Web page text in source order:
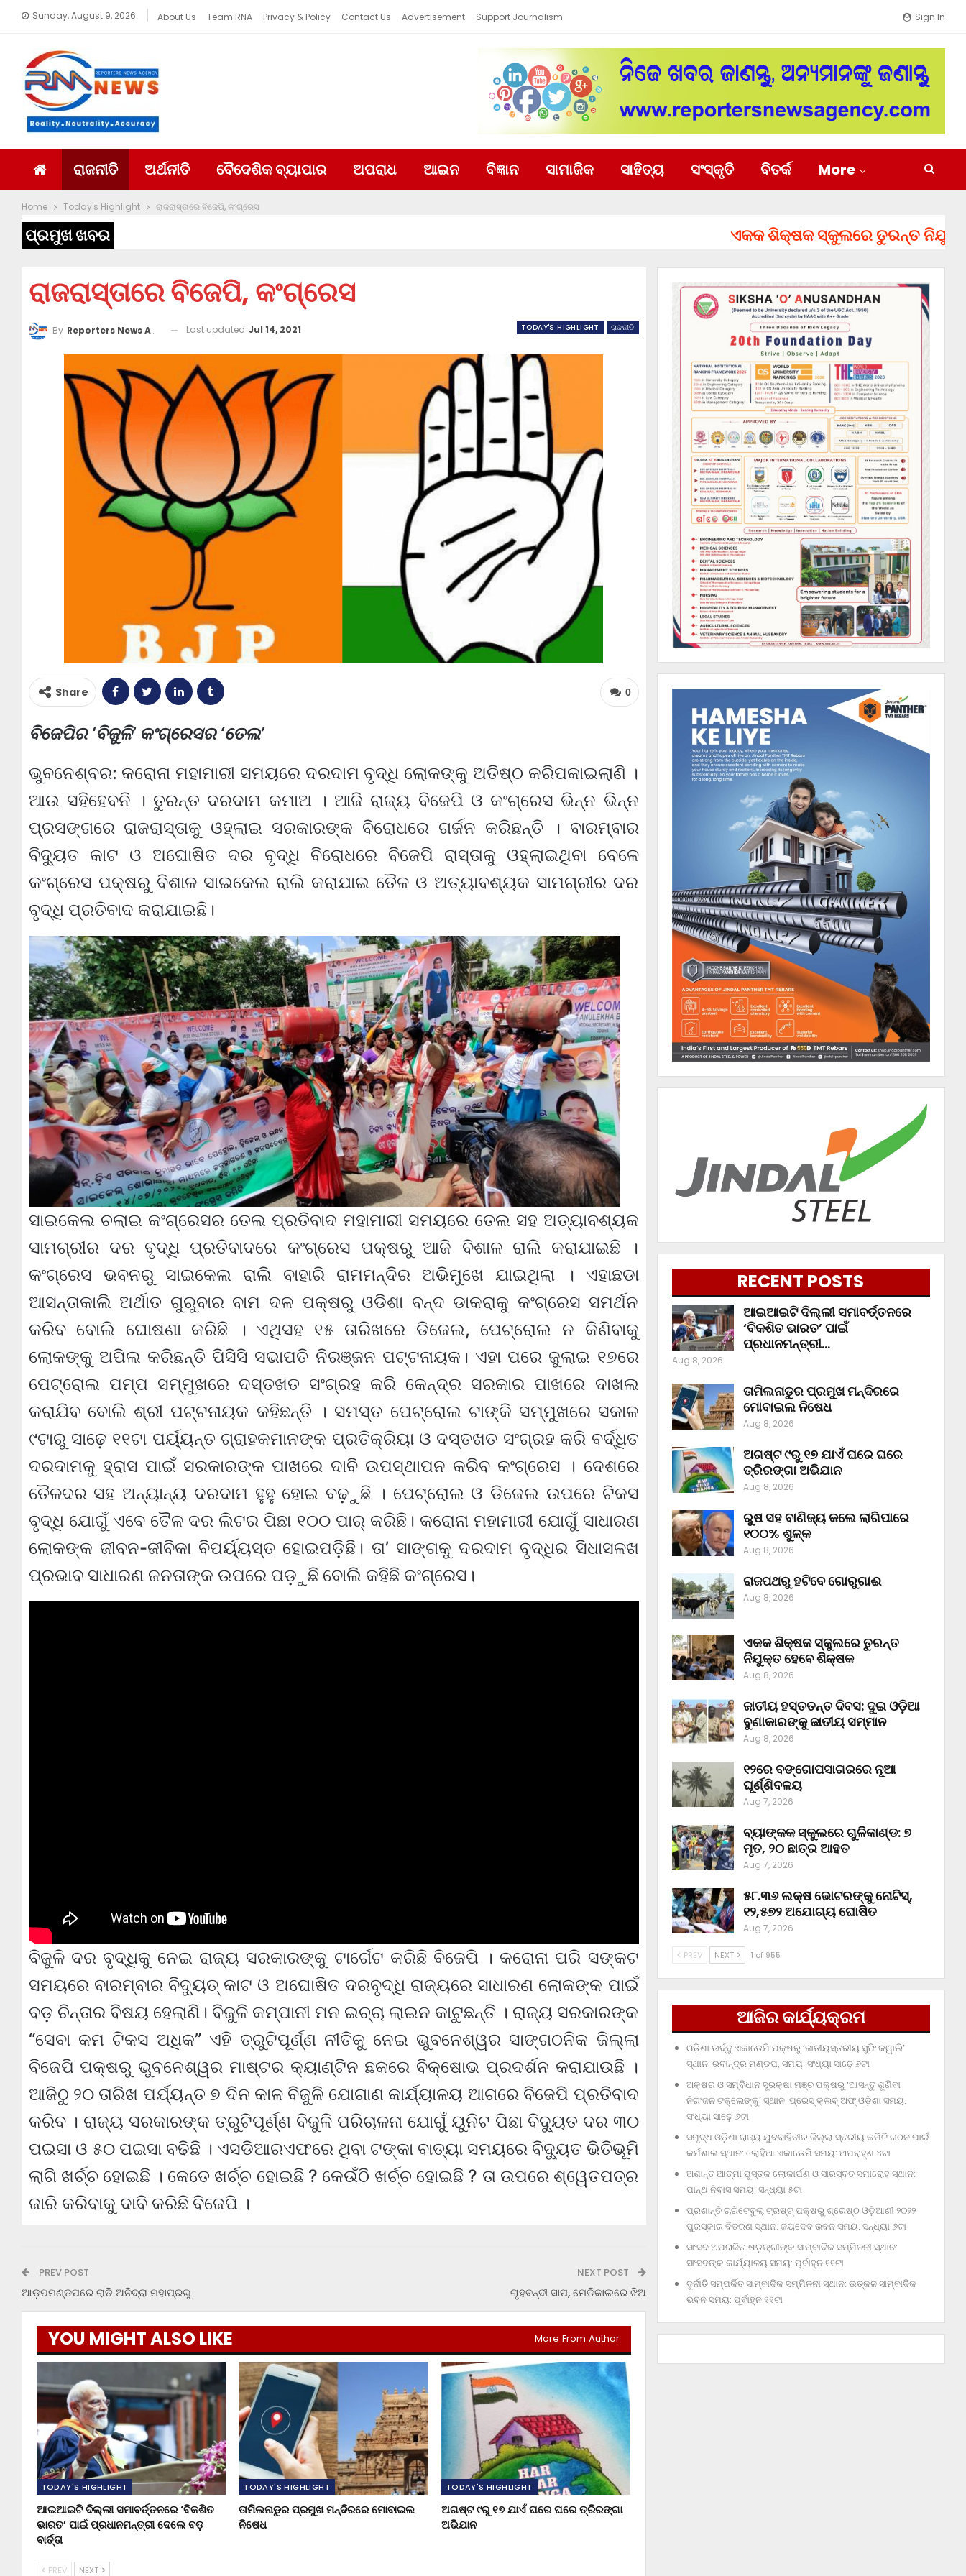
Sign In
Sunday, August 9, 2026 About Us Team RNA Privacy & Policy Contact Us Advertisement Support Journalism
ରାଜନୀତି ଅର୍ଥନୀତି ବୈଦେଶିକ ବ୍ୟାପାର ଅପରାଧ ଆଇନ ବିଜ୍ଞାନ ସାମାଜିକ ସାହିତ୍ୟ ସଂସ୍କୃତି ବିତର୍କ More
Home Today's Highlight ରାଜରାସ୍ତାରେ ବିଜେପି, କଂଗ୍ରେସ
ପ୍ରମୁଖ ଖବର ଏକକ ଶିକ୍ଷକ ସ୍କୁଲରେ ତୁରନ୍ତ ନିଯୁକ୍ତ
ରାଜରାସ୍ତାରେ ବିଜେପି, କଂଗ୍ରେସ
TODAY'S HIGHLIGHT ରାଜନୀତି
By Reporters News Agency Last updated Jul 14, 2021
0
Share
ବିଜେପିର ‘ବିଜୁଳି’ କଂଗ୍ରେସର ‘ତେଲ’
ଭୁବନେଶ୍ବର: କରୋନା ମହାମାରୀ ସମୟରେ ଦରଦାମ ବୃଦ୍ଧି ଲୋକଙ୍କୁ ଅତିଷ୍ଠ କରିପକାଇଲାଣି ।
ଆଉ ସହିହେବନି । ତୁରନ୍ତ ଦରଦାମ କମାଅ । ଆଜି ରାଜ୍ୟ ବିଜେପି ଓ କଂଗ୍ରେସ ଭିନ୍ନ ଭିନ୍ନ
ପ୍ରସଙ୍ଗରେ ରାଜରାସ୍ତାକୁ ଓହ୍ଲାଇ ସରକାରଙ୍କ ବିରୋଧରେ ଗର୍ଜନ କରିଛନ୍ତି । ବାରମ୍ବାର
ବିଦ୍ୟୁତ କାଟ ଓ ଅଘୋଷିତ ଦର ବୃଦ୍ଧି ବିରୋଧରେ ବିଜେପି ରାସ୍ତାକୁ ଓହ୍ଲାଇଥିବା ବେଳେ
କଂଗ୍ରେସ ପକ୍ଷରୁ ବିଶାଳ ସାଇକେଲ ରାଲି କରାଯାଇ ତୈଳ ଓ ଅତ୍ୟାବଶ୍ୟକ ସାମଗ୍ରୀର ଦର
ବୃଦ୍ଧି ପ୍ରତିବାଦ କରାଯାଇଛି।
ସାଇକେଲ ଚଲାଇ କଂଗ୍ରେସର ତେଲ ପ୍ରତିବାଦ ମହାମାରୀ ସମୟରେ ତେଲ ସହ ଅତ୍ୟାବଶ୍ୟକ
ସାମଗ୍ରୀର ଦର ବୃଦ୍ଧି ପ୍ରତିବାଦରେ କଂଗ୍ରେସ ପକ୍ଷରୁ ଆଜି ବିଶାଳ ରାଲି କରାଯାଇଛି ।
କଂଗ୍ରେସ ଭବନରୁ ସାଇକେଲ ରାଲି ବାହାରି ରାମମନ୍ଦିର ଅଭିମୁଖେ ଯାଇଥିଲା । ଏହାଛଡା
ଆସନ୍ତାକାଲି ଅର୍ଥାତ ଗୁରୁବାର ବାମ ଦଳ ପକ୍ଷରୁ ଓଡିଶା ବନ୍ଦ ଡାକରାକୁ କଂଗ୍ରେସ ସମର୍ଥନ
କରିବ ବୋଲି ଘୋଷଣା କରିଛି । ଏଥିସହ ୧୫ ତାରିଖରେ ଡିଜେଲ, ପେଟ୍ରୋଲ ନ କିଣିବାକୁ
ଲୋକଙ୍କୁ ଅପିଲ କରିଛନ୍ତି ପିସିସି ସଭାପତି ନିରଞ୍ଜନ ପଟ୍ଟନାୟକ। ଏହା ପରେ ଜୁଲାଇ ୧୭ରେ
ପେଟ୍ରୋଲ ପମ୍ପ ସମ୍ମୁଖରେ ଦସ୍ତଖତ ସଂଗ୍ରହ କରି କେନ୍ଦ୍ର ସରକାର ପାଖରେ ଦାଖଲ
କରାଯିବ ବୋଲି ଶ୍ରୀ ପଟ୍ଟନାୟକ କହିଛନ୍ତି । ସମସ୍ତ ପେଟ୍ରୋଲ ଟାଙ୍କି ସମ୍ମୁଖରେ ସକାଳ
୯ଟାରୁ ସାଢ଼େ ୧୧ଟା ପର୍ୟ୍ୟନ୍ତ ଗ୍ରାହକମାନଙ୍କ ପ୍ରତିକ୍ରିୟା ଓ ଦସ୍ତଖତ ସଂଗ୍ରହ କରି ବର୍ଦ୍ଧିତ
ଦରଦାମକୁ ହ୍ରାସ ପାଇଁ ସରକାରଙ୍କ ପାଖରେ ଦାବି ଉପସ୍ଥାପନ କରିବ କଂଗ୍ରେସ । ଦେଶରେ
ତୈଳଦର ସହ ଅନ୍ୟାନ୍ୟ ଦରଦାମ ହୁହୁ ହୋଇ ବଢ଼ୁଛି । ପେଟ୍ରୋଲ ଓ ଡିଜେଲ ଉପରେ ଟିକସ
ବୃଦ୍ଧି ଯୋଗୁଁ ଏବେ ତୈଳ ଦର ଲିଟର ପିଛା ୧୦୦ ପାର୍ କରିଛି। କରୋନା ମହାମାରୀ ଯୋଗୁଁ ସାଧାରଣ
ଲୋକଙ୍କ ଜୀବନ-ଜୀବିକା ବିପର୍ୟ୍ୟସ୍ତ ହୋଇପଡ଼ିଛି। ତା’ ସାଙ୍ଗକୁ ଦରଦାମ ବୃଦ୍ଧିର ସିଧାସଳଖ
ପ୍ରଭାବ ସାଧାରଣ ଜନତାଙ୍କ ଉପରେ ପଡ଼ୁଛି ବୋଲି କହିଛି କଂଗ୍ରେସ।
ବିଜୁଳି ଦର ବୃଦ୍ଧିକୁ ନେଇ ରାଜ୍ୟ ସରକାରଙ୍କୁ ଟାର୍ଗେଟ କରିଛି ବିଜେପି । କରୋନା ପରି ସଙ୍କଟ
ସମୟରେ ବାରମ୍ବାର ବିଦ୍ୟୁତ୍ କାଟ ଓ ଅଘୋଷିତ ଦରବୃଦ୍ଧି ରାଜ୍ୟରେ ସାଧାରଣ ଲୋକଙ୍କ ପାଇଁ
ବଡ଼ ଚିନ୍ତାର ବିଷୟ ହେଲାଣି। ବିଜୁଳି କମ୍ପାନୀ ମନ ଇଚ୍ଚା ଲାଇନ କାଟୁଛନ୍ତି । ରାଜ୍ୟ ସରକାରଙ୍କ
“ସେବା କମ ଟିକସ ଅଧିକ” ଏହି ତ୍ରୁଟିପୂର୍ଣ୍ଣ ନୀତିକୁ ନେଇ ଭୁବନେଶ୍ୱର ସାଙ୍ଗଠନିକ ଜିଲ୍ଲା
ବିଜେପି ପକ୍ଷରୁ ଭୁବନେଶ୍ୱର ମାଷ୍ଟର କ୍ୟାଣ୍ଟିନ ଛକରେ ବିକ୍ଷୋଭ ପ୍ରଦର୍ଶନ କରାଯାଉଛି ।
ଆଜିଠୁ ୨୦ ତାରିଖ ପର୍ଯ୍ୟନ୍ତ ୭ ଦିନ କାଳ ବିଜୁଳି ଯୋଗାଣ କାର୍ଯ୍ୟାଳୟ ଆଗରେ ବିଜେପି ପ୍ରତିବାଦ
କରିବ । ରାଜ୍ୟ ସରକାରଙ୍କ ତ୍ରୁଟିପୂର୍ଣ୍ଣ ବିଜୁଳି ପରିଚାଳନା ଯୋଗୁଁ ୟୁନିଟ ପିଛା ବିଦ୍ୟୁତ ଦର ୩୦
ପଇସା ଓ ୫୦ ପଇସା ବଢିଛି । ଏସଡିଆରଏଫରେ ଥିବା ଟଙ୍କା ବାତ୍ୟା ସମୟରେ ବିଦ୍ୟୁତ ଭିତିଭୂମି
ଲାଗି ଖର୍ଚ୍ଚ ହୋଇଛି । କେତେ ଖର୍ଚ୍ଚ ହୋଇଛି ? କେଉଁଠି ଖର୍ଚ୍ଚ ହୋଇଛି ? ତା ଉପରେ ଶ୍ୱେତପତ୍ର
ଜାରି କରିବାକୁ ଦାବି କରିଛି ବିଜେପି ।
PREV POST
ଆଡ଼ପମଣ୍ଡପରେ ରାତି ଅନିଦ୍ରା ମହାପ୍ରଭୁ
NEXT POST
ଗୃହବନ୍ଦୀ ସାପ, ମେଡିକାଲରେ ଝିଅ
YOU MIGHT ALSO LIKE More From Author
TODAY'S HIGHLIGHT
ଆଇଆଇଟି ଦିଲ୍ଲୀ ସମାବର୍ତ୍ତନରେ ‘ବିକଶିତ
ଭାରତ’ ପାଇଁ ପ୍ରଧାନମନ୍ତ୍ରୀ ଦେଲେ ବଡ଼
ବାର୍ତ୍ତା
TODAY'S HIGHLIGHT
ତାମିଲନାଡୁର ପ୍ରମୁଖ ମନ୍ଦିରରେ ମୋବାଇଲ
ନିଷେଧ
TODAY'S HIGHLIGHT
ଅଗଷ୍ଟ ୯ରୁ ୧୭ ଯାଏଁ ଘରେ ଘରେ ତ୍ରିରଙ୍ଗା
ଅଭିଯାନ
PREV NEXT
RECENT POSTS
ଆଇଆଇଟି ଦିଲ୍ଲୀ ସମାବର୍ତ୍ତନରେ
‘ବିକଶିତ ଭାରତ’ ପାଇଁ
ପ୍ରଧାନମନ୍ତ୍ରୀ…
Aug 8, 2026
ତାମିଲନାଡୁର ପ୍ରମୁଖ ମନ୍ଦିରରେ
ମୋବାଇଲ ନିଷେଧ
Aug 8, 2026
ଅଗଷ୍ଟ ୯ରୁ ୧୭ ଯାଏଁ ଘରେ ଘରେ
ତ୍ରିରଙ୍ଗା ଅଭିଯାନ
Aug 8, 2026
ରୁଷ ସହ ବାଣିଜ୍ୟ କଲେ ଲାଗିପାରେ
୧୦୦% ଶୁଳ୍କ
Aug 8, 2026
ରାଜପଥରୁ ହଟିବେ ଗୋରୁଗାଈ
Aug 8, 2026
ଏକକ ଶିକ୍ଷକ ସ୍କୁଲରେ ତୁରନ୍ତ
ନିଯୁକ୍ତ ହେବେ ଶିକ୍ଷକ
Aug 8, 2026
ଜାତୀୟ ହସ୍ତତନ୍ତ ଦିବସ: ଦୁଇ ଓଡ଼ିଆ
ବୁଣାକାରଙ୍କୁ ଜାତୀୟ ସମ୍ମାନ
Aug 8, 2026
୧୨ରେ ବଙ୍ଗୋପସାଗରରେ ନୂଆ
ଘୂର୍ଣ୍ଣିବଳୟ
Aug 7, 2026
ବ୍ୟାଙ୍କକ ସ୍କୁଲରେ ଗୁଳିକାଣ୍ଡ: ୭
ମୃତ, ୨୦ ଛାତ୍ର ଆହତ
Aug 7, 2026
୫୮.୩୬ ଲକ୍ଷ ଭୋଟରଙ୍କୁ ନୋଟିସ୍‌,
୧୨,୫୭୨ ଅଯୋଗ୍ୟ ଘୋଷିତ
Aug 7, 2026
PREV NEXT 1 of 955
ଆଜିର କାର୍ଯ୍ୟକ୍ରମ
ଓଡ଼ିଶା ଊର୍ଦ୍ଦୁ ଏକାଡେମି ପକ୍ଷରୁ ‘ଜାତୀୟସ୍ତରୀୟ ସୁଫି କୱାଲି’
ସ୍ଥାନ: ରବୀନ୍ଦ୍ର ମଣ୍ଡପ, ସମୟ: ସଂଧ୍ୟା ସାଢ଼େ ୬ଟା
ଅକ୍ଷର ଓ ସମ୍ବିଧାନ ସୁରକ୍ଷା ମଞ୍ଚ ପକ୍ଷରୁ ‘ଆସନ୍ତୁ ଶୁଣିବା
ନିରଂଜନ ଟକ୍‌ଲେଙ୍କୁ’ ସ୍ଥାନ: ପ୍ରେସ୍‌ କ୍ଲବ୍‌ ଅଫ୍‌ ଓଡ଼ିଶା ସମୟ:
ସଂଧ୍ୟା ସାଢ଼େ ୬ଟା
ସମୃଦ୍ଧ ଓଡ଼ିଶା ରାଜ୍ୟ ଯୁବବାହିନୀର ଜିଲ୍ଲା ସ୍ତରୀୟ କମିଟି ଗଠନ ପାଇଁ
କର୍ମଶାଳା ସ୍ଥାନ: ଲୋହିଆ ଏକାଡେମି ସମୟ: ଅପରାହ୍‌ଣ ୪ଟା
ଅଶାନ୍ତ ଆତ୍ମା ପୁସ୍ତକ ଲୋକାର୍ପଣ ଓ ସାରସ୍ବତ ସମାରୋହ ସ୍ଥାନ:
ପାନ୍ଥ ନିବାସ ସମୟ: ସନ୍ଧ୍ୟା ୫ଟା
ପ୍ରଶାନ୍ତି ଚାରିଟେବୁଲ୍‌ ଟ୍ରଷ୍ଟ୍‌ ପକ୍ଷରୁ ଶ୍ରେଷ୍ଠ ଓଡ଼ିଆଣୀ ୨୦୨୨
ପୁରସ୍କାର ବିତରଣ ସ୍ଥାନ: ଜୟଦେବ ଭବନ ସମୟ: ସନ୍ଧ୍ୟା ୬ଟା
ସାଂସଦ ଅପରାଜିତା ଷଡ଼ଙ୍ଗୀଙ୍କ ସାମ୍ବାଦିକ ସମ୍ମିଳନୀ ସ୍ଥାନ:
ସାଂସଦଙ୍କ କାର୍ଯ୍ୟାଳୟ ସମୟ: ପୂର୍ବାହ୍ନ ୧୧ଟା
ଦୁର୍ନୀତି ସମ୍ପର୍କିତ ସାମ୍ବାଦିକ ସମ୍ମିଳନୀ ସ୍ଥାନ: ଉତ୍କଳ ସାମ୍ବାଦିକ
ଭବନ ସମୟ: ପୂର୍ବାହ୍ନ ୧୧ଟା